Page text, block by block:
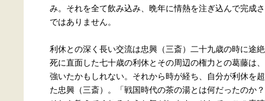
み。それを全て飲み込み、晩年に情熱を注ぎ込んで完成
ではありません。
利休との深く長い交流は忠興（三斎）二十九歳の時に途
死に直面した七十歳の利休とその周辺の権力との葛藤は
強いたかもしれない。それから時が経ち、自分が利休を
た忠興（三斎）。「戦国時代の茶の湯とは何だったのか